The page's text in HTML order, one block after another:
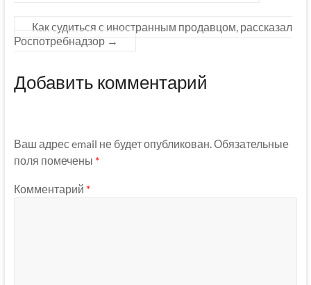
Как судиться с иностранным продавцом, рассказал
Роспотребнадзор →
Добавить комментарий
Ваш адрес email не будет опубликован. Обязательные
поля помечены *
Комментарий *